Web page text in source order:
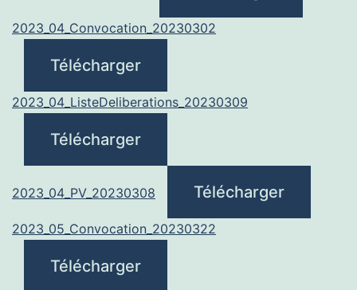
2023_04_Convocation_20230302
Télécharger
2023_04_ListeDeliberations_20230309
Télécharger
2023_04_PV_20230308 Télécharger
2023_05_Convocation_20230322
Télécharger